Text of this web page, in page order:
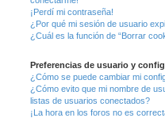
¡Perdí mi contraseña!
¿Por qué mi sesión de usuario
¿Cuál es la función de “Borrar
Preferencias de usuario y
¿Cómo se puede cambiar mi
¿Cómo evito que mi nombre de
listas de usuarios conectados?
¡La hora en los foros no es